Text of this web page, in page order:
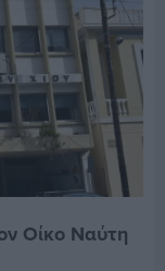
Οίκο Ναύτη